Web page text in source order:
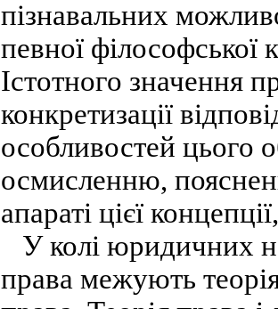
пізнавальних
певної філософської
Істотного значення
конкретизації
особливостей цього
осмисленню,
апараті цієї
У колі юридичних
права межують